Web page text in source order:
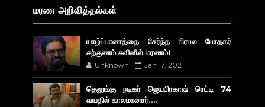
மரண அறிவித்தல்கள்
யாழ்ப்பாணத்தை சேர்ந்த பிரபல போதகர்
சற்குணம் சுவிஸில் மரணம்!
Unknown Jan 17, 2021
தெலுங்கு நடிகர் ஜெயபிரகாஷ் ரெட்டி 74
வயதில் காலமானார்....